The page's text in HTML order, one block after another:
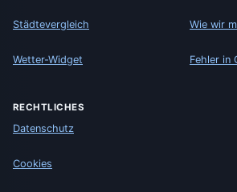
Städtevergleich
Wetter-Widget
Wie wir
Fehler in
RECHTLICHES
Datenschutz
Cookies